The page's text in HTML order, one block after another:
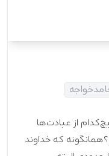
از عبادت‌ها
که خداوند